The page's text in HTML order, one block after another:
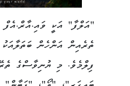
"އަލްފާ" އަކީ
ތެރެއިން އަންހެން
ފިލްމެވެ. މި ޔުނިވާސްގެ